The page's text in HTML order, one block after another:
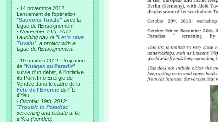
- 14 novembre 2012:
Lancement de l'opération
"Sauvons Tuvalu" avec la
Ligue de l'Enseignement
- November 14th, 2012 :
Lauching day of "Let's save
Tuvalu", a project with la
Ligue de l'Enseignement
- 19 octobre 2012: Projection
de "Nuages au Paradis"
suivie d'un débat, à l'initiative
du Point Info Energie de
Vendée dans le cadre de la
Fête de l'Energie de l'île
d'Yeu.
- October 19th, 2012:
"Trouble in Paradise"
screening and debate at Ile
d'Yeu (Vendée)